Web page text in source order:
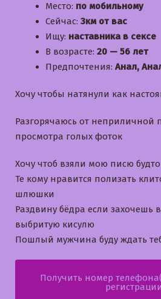
Место: по мобильному
Сейчас: 3км от вас
Ищу: наставника в сексе
В возрасте: 20 — 56 лет
Предпочтения: Анал,
Хочу чтобы натянули как
Разгорячаюсь от неприличной
просмотра голых фоток
Хочу чтоб взяли мою писю
Те кому нравится полизать
шлюшки
Раздвину бёдра если захочешь
выбритую кисулю
Пошлый мужчина буду ждать
Получить номер